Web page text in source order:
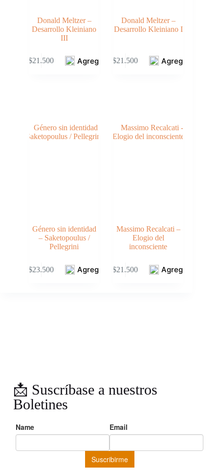
Donald Meltzer –
Desarrollo Kleiniano
III
$21.500 Agregar
Donald Meltzer –
Desarrollo Kleiniano I
$21.500 Agregar
Género sin identidad
– Saketopoulus /
Pellegrini
$23.500 Agregar
Massimo Recalcati –
Elogio del
inconsciente
$21.500 Agregar
📩 Suscríbase a nuestros
Boletines
… y reciba periodicamente noticias, novedades, crítica literaria,
promociones exclusivas y recomendaciones seleccionadas por